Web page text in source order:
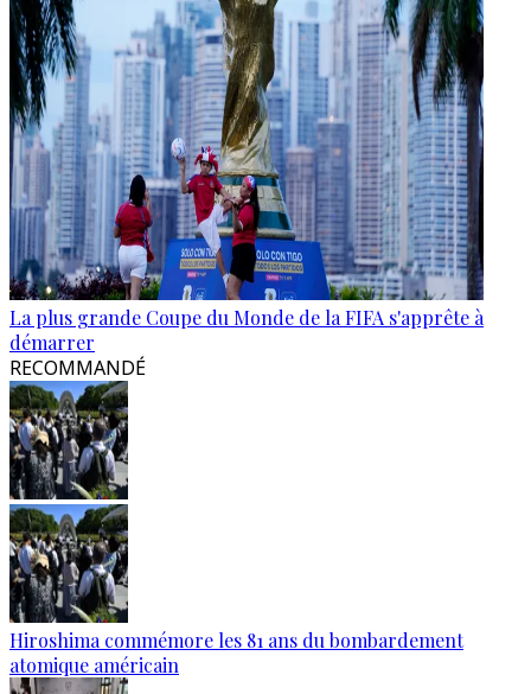
La plus grande Coupe du Monde de la FIFA s'apprête à
démarrer
RECOMMANDÉ
Hiroshima commémore les 81 ans du bombardement
atomique américain